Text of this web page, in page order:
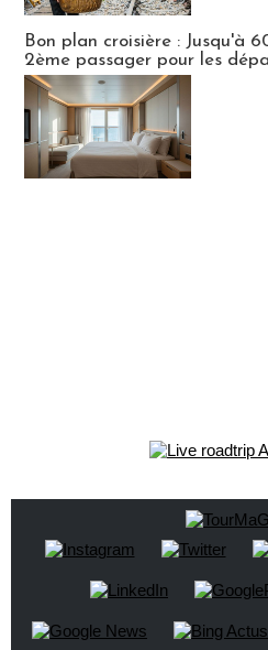
Bon plan croisière : Jusqu'à
2ème passager pour les